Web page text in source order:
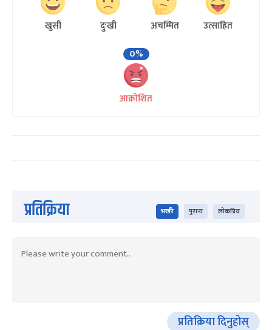
खुसी दुःखी अचम्मित
उत्साहित
0%
आक्रोशित
प्रतिक्रिया भर्खरै पुराना लोकप्रिय
प्रतिक्रिया दिनुहोस्